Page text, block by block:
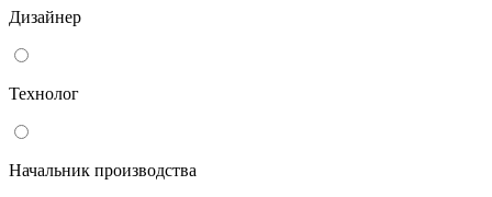
Дизайнер
Технолог
Начальник производства